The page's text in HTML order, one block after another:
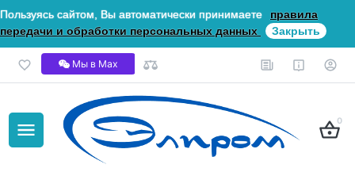
Пользуясь сайтом, Вы автоматически принимаете
правила
передачи и обработки персональных данных
Закрыть
Мы в Мах
0